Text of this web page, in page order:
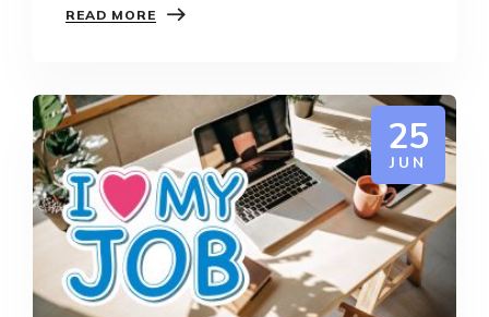
READ MORE
25
JUN